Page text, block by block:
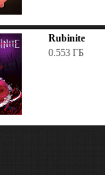
Rubinite
0.553 ГБ